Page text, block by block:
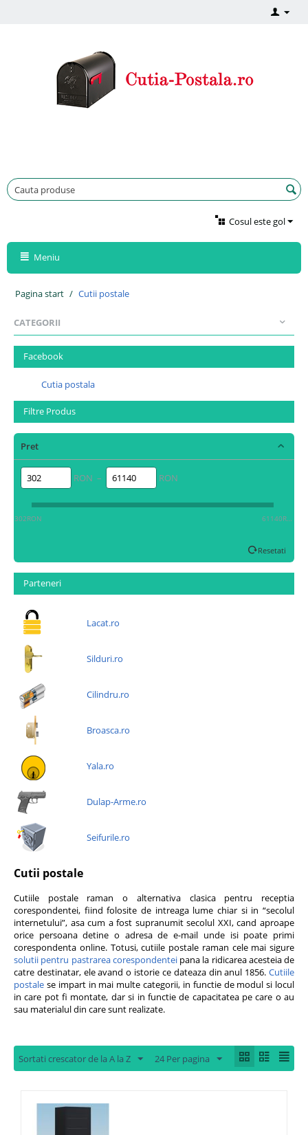
Cosul este gol
Meniu
Pagina start / Cutii postale
CATEGORII
Facebook
Cutia postala
Filtre Produs
Pret
RON – RON
302RON 61140RON
Resetati
Parteneri
Lacat.ro
Silduri.ro
Cilindru.ro
Broasca.ro
Yala.ro
Dulap-Arme.ro
Seifurile.ro
Cutii postale
Cutiile postale raman o alternativa clasica pentru receptia
corespondentei, fiind folosite de intreaga lume chiar si in “secolul
internetului”, asa cum a fost supranumit secolul XXI, cand aproape
orice persoana detine o adresa de e-mail unde isi poate primi
corespondenta online. Totusi, cutiile postale raman cele mai sigure
solutii pentru pastrarea corespondenteipana la ridicarea acesteia de
catre destinatar, ele avand o istorie ce dateaza din anul 1856. Cutiile
postale se impart in mai multe categorii, in functie de modul si locul
in care pot fi montate, dar si in functie de capacitatea pe care o au
sau materialul din care sunt realizate.
Sortati crescator de la A la Z 24 Per pagina